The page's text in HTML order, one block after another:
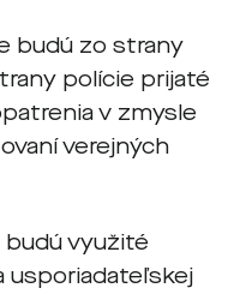
budú zo strany
polície prijaté
v zmysle
verejných
budú využité
usporiadateľskej